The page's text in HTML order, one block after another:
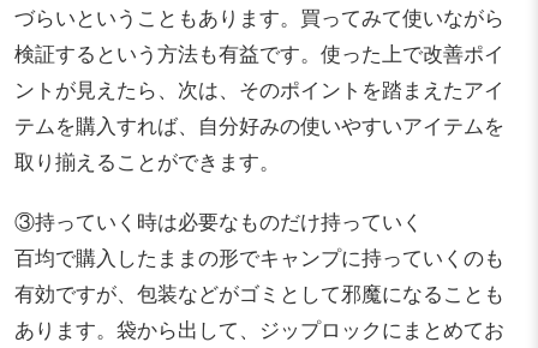
づらいということもあります。買ってみて使いながら
検証するという方法も有益です。使った上で改善ポイ
ントが見えたら、次は、そのポイントを踏まえたアイ
テムを購入すれば、自分好みの使いやすいアイテムを
取り揃えることができます。
③持っていく時は必要なものだけ持っていく
百均で購入したままの形でキャンプに持っていくのも
有効ですが、包装などがゴミとして邪魔になることも
あります。袋から出して、ジップロックにまとめてお